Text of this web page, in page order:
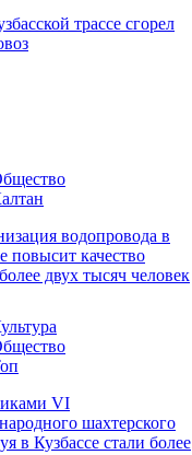
трассе сгорел
водопровода в
повысит качество
двух тысяч человек
VI
шахтерского
в Кузбассе стали более